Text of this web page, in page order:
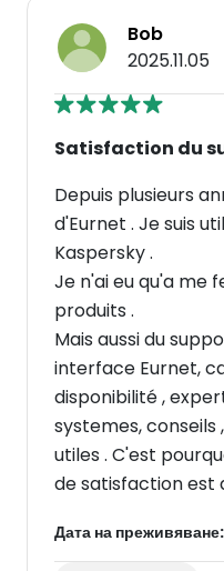
Bob
2025.11.05
Satisfaction du
Depuis plusieurs
d'Eurnet . Je suis utilisateur de l'antivirus
Kaspersky .
Je n'ai eu qu'a me
produits .
Mais aussi du
interface Eurnet,
disponibilité ,
systemes,
utiles . C'est
de satisfaction est
Дата на преживяване: